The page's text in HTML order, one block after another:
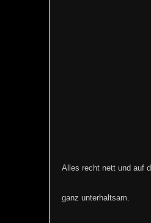
Alles recht nett und auf
ganz unterhaltsam.